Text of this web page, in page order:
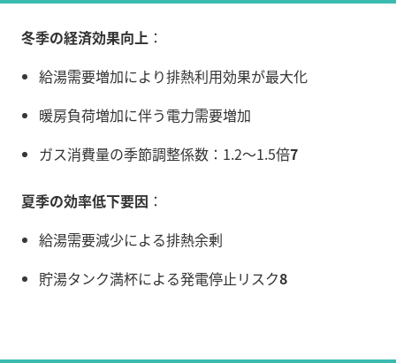
冬季の経済効果向上 ：
給湯需要増加により排熱利用効果が最大化
暖房負荷増加に伴う電力需要増加
ガス消費量の季節調整係数：1.2〜1.5倍7
夏季の効率低下要因 ：
給湯需要減少による排熱余剰
貯湯タンク満杯による発電停止リスク8